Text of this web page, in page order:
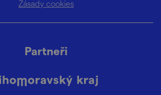
Zásady cookies
Partneři